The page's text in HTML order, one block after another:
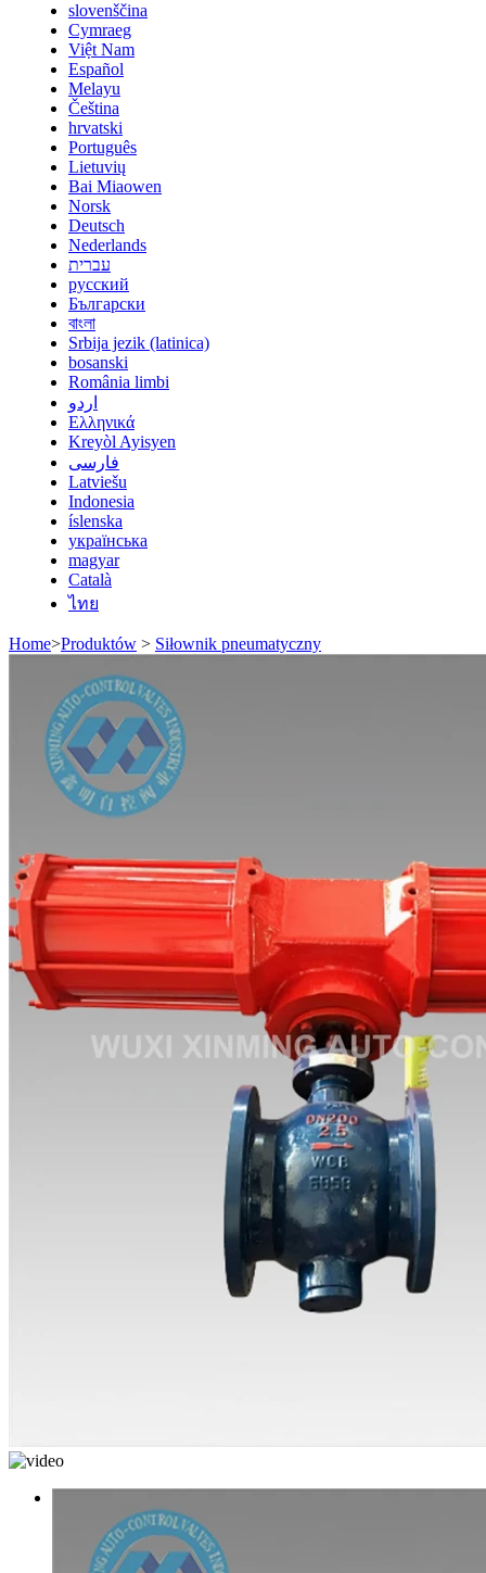
slovenščina
Cymraeg
Việt Nam
Español
Melayu
Čeština
hrvatski
Português
Lietuvių
Bai Miaowen
Norsk
Deutsch
Nederlands
עברית
русский
Български
বাংলা
Srbija jezik (latinica)
bosanski
România limbi
اردو
Ελληνικά
Kreyòl Ayisyen
فارسی
Latviešu
Indonesia
íslenska
українська
magyar
Català
ไทย
Home>Produktów > Siłownik pneumatyczny